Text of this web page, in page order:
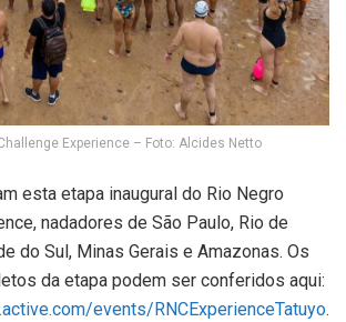
Experience – Foto: Alcides Netto
esta etapa inaugural do Rio Negro
nadadores de São Paulo, Rio de
do Sul, Minas Gerais e Amazonas. Os
da etapa podem ser conferidos aqui:
events/RNCExperienceTatuyo.